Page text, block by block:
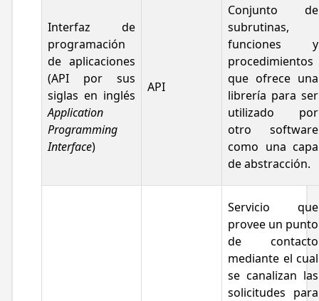
Interfaz de
programación
de aplicaciones
(API por sus
siglas en inglés
Application
Programming
Interface)
API
Conjunto de
subrutinas,
funciones y
procedimientos
que ofrece una
librería para ser
utilizado por
otro software
como una capa
de abstracción.
Servicio que
provee un punto
de contacto
mediante el cual
se canalizan las
solicitudes para